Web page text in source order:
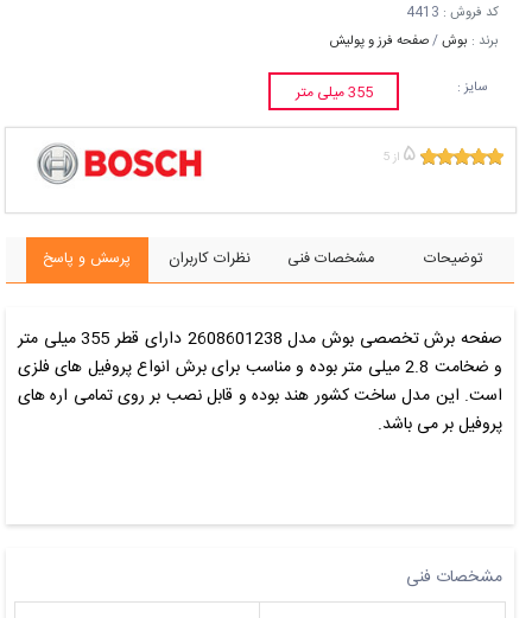
کد فروش :
برند : بوش/صفحه فرز و پولیش
سایز : 355 میلی متر
۵ از 5
توضیحات مشخصات فنی نظرات کاربران پرسش و پاسخ
صفحه برش تخصصیبوش
مدل 2608601238 دارای قطر 355 میلی متر
و ضخامت 2.8 میلی متر بوده و مناسب برای برش انواع پروفیل های فلزی
است. این مدل ساخت کشور هند بوده و قابل نصب بر روی تمامی اره های
پروفیل بر می باشد.
مشخصات فنی